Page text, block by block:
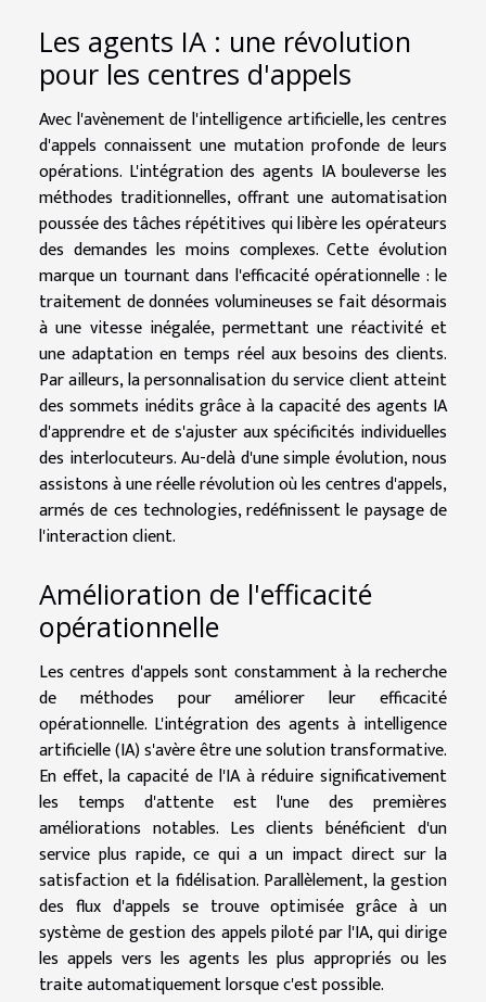
Les agents IA : une révolution
pour les centres d'appels
Avec l'avènement de l'intelligence artificielle, les centres
d'appels connaissent une mutation profonde de leurs
opérations. L'intégration des agents IA bouleverse les
méthodes traditionnelles, offrant une automatisation
poussée des tâches répétitives qui libère les opérateurs
des demandes les moins complexes. Cette évolution
marque un tournant dans l'efficacité opérationnelle : le
traitement de données volumineuses se fait désormais
à une vitesse inégalée, permettant une réactivité et
une adaptation en temps réel aux besoins des clients.
Par ailleurs, la personnalisation du service client atteint
des sommets inédits grâce à la capacité des agents IA
d'apprendre et de s'ajuster aux spécificités individuelles
des interlocuteurs. Au-delà d'une simple évolution, nous
assistons à une réelle révolution où les centres d'appels,
armés de ces technologies, redéfinissent le paysage de
l'interaction client.
Amélioration de l'efficacité
opérationnelle
Les centres d'appels sont constamment à la recherche
de méthodes pour améliorer leur efficacité
opérationnelle. L'intégration des agents à intelligence
artificielle (IA) s'avère être une solution transformative.
En effet, la capacité de l'IA à réduire significativement
les temps d'attente est l'une des premières
améliorations notables. Les clients bénéficient d'un
service plus rapide, ce qui a un impact direct sur la
satisfaction et la fidélisation. Parallèlement, la gestion
des flux d'appels se trouve optimisée grâce à un
système de gestion des appels piloté par l'IA, qui dirige
les appels vers les agents les plus appropriés ou les
traite automatiquement lorsque c'est possible.